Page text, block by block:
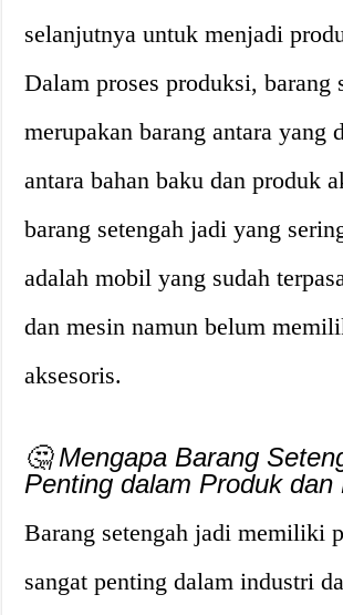
selanjutnya untuk menjadi
Dalam proses produksi, barang
merupakan barang antara yang
antara bahan baku dan produk
barang setengah jadi yang
adalah mobil yang sudah
dan mesin namun belum
aksesoris.
🤔 Mengapa Barang
Penting dalam Produk dan
Barang setengah jadi memiliki
sangat penting dalam industri